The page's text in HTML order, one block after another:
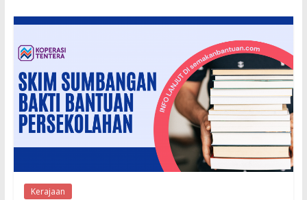
Bantuan
untuk
semua
Kerajaan